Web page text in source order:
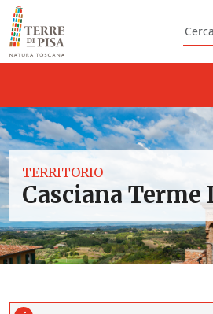
Vai al contenuto
Cerca
TERRITORIO
Casciana Terme